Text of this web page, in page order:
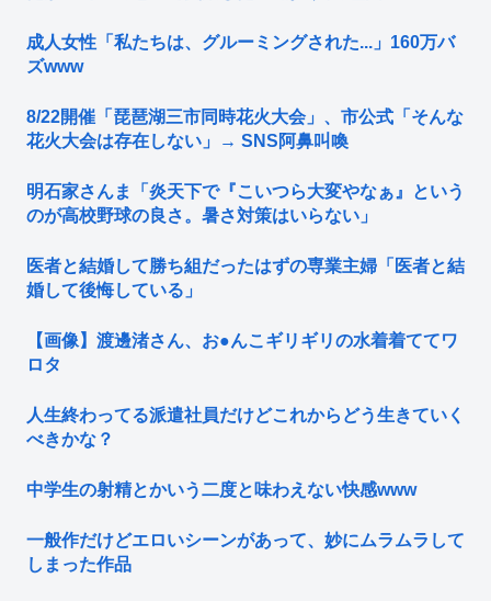
成人女性「私たちは、グルーミングされた...」160万バ
ズwww
8/22開催「琵琶湖三市同時花火大会」、市公式「そんな
花火大会は存在しない」→ SNS阿鼻叫喚
明石家さんま「炎天下で『こいつら大変やなぁ』という
のが高校野球の良さ。暑さ対策はいらない」
医者と結婚して勝ち組だったはずの専業主婦「医者と結
婚して後悔している」
【画像】渡邊渚さん、お●んこギリギリの水着着ててワ
ロタ
人生終わってる派遣社員だけどこれからどう生きていく
べきかな？
中学生の射精とかいう二度と味わえない快感www
一般作だけどエロいシーンがあって、妙にムラムラして
しまった作品